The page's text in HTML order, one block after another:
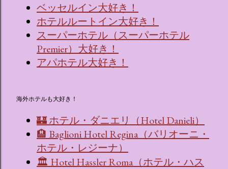
ベッセルイン大好き！
ホテルルートイン大好き！
スーパーホテル（スーパーホテル
Premier）大好き！
アパホテル大好き！
海外ホテルも大好き！
🏰 ホテル・ダニエリ（Hotel Danieli）
🏨 Baglioni Hotel Regina（バリオーニ・
ホテル・レジーナ）
🏛 Hotel Hassler Roma（ホテル・ハス